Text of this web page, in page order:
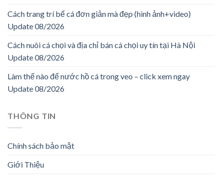
Cách trang trí bể cá đơn giản mà đẹp (hình ảnh+video)
Update 08/2026
Cách nuôi cá chọi và địa chỉ bán cá chọi uy tín tại Hà Nội
Update 08/2026
Làm thế nào để nước hồ cá trong veo – click xem ngay
Update 08/2026
THÔNG TIN
Chính sách bảo mật
Giới Thiệu